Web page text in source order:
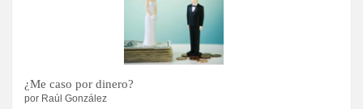
¿Me caso por dinero?
por Raúl González